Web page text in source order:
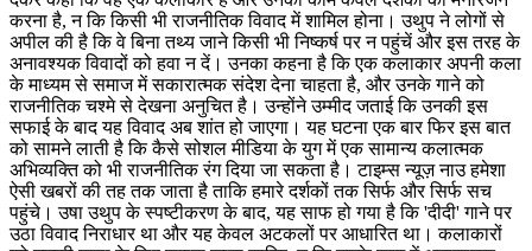
करना है, न कि किसी भी राजनीतिक विवाद में शामिल होना। उथुप ने लोगों से
अपील की है कि वे बिना तथ्य जाने किसी भी निष्कर्ष पर न पहुंचें और इस तरह के
अनावश्यक विवादों को हवा न दें। उनका कहना है कि एक कलाकार अपनी कला
के माध्यम से समाज में सकारात्मक संदेश देना चाहता है, और उनके गाने को
राजनीतिक चश्मे से देखना अनुचित है। उन्होंने उम्मीद जताई कि उनकी इस
सफाई के बाद यह विवाद अब शांत हो जाएगा। यह घटना एक बार फिर इस बात
को सामने लाती है कि कैसे सोशल मीडिया के युग में एक सामान्य कलात्मक
अभिव्यक्ति को भी राजनीतिक रंग दिया जा सकता है। टाइम्स न्यूज़ नाउ हमेशा
ऐसी खबरों की तह तक जाता है ताकि हमारे दर्शकों तक सिर्फ और सिर्फ सच
पहुंचे। उषा उथुप के स्पष्टीकरण के बाद, यह साफ हो गया है कि 'दीदी' गाने पर
उठा विवाद निराधार था और यह केवल अटकलों पर आधारित था। कलाकारों